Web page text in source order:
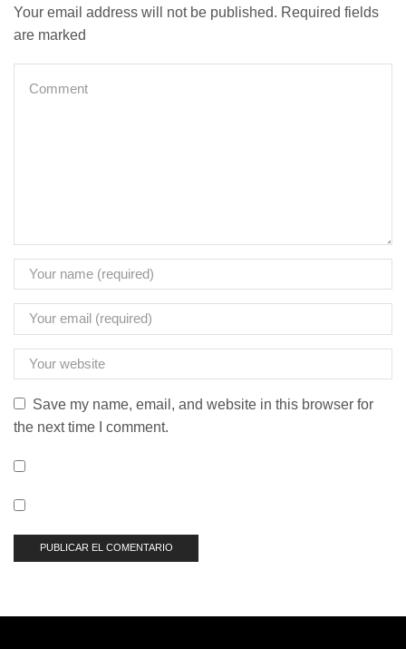
Your email address will not be published. Required fields
are marked
Save my name, email, and website in this browser for
the next time I comment.